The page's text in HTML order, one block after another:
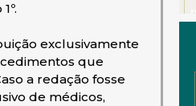
exclusivamente
que
a redação fosse
de médicos,